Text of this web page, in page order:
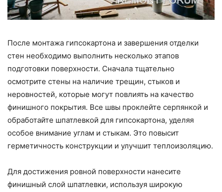
После монтажа гипсокартона и завершения отделки
стен необходимо выполнить несколько этапов
подготовки поверхности. Сначала тщательно
осмотрите стены на наличие трещин, стыков и
неровностей, которые могут повлиять на качество
финишного покрытия. Все швы проклейте серпянкой и
обработайте шпатлевкой для гипсокартона, уделяя
особое внимание углам и стыкам. Это повысит
герметичность конструкции и улучшит теплоизоляцию.
Для достижения ровной поверхности нанесите
финишный слой шпатлевки, используя широкую